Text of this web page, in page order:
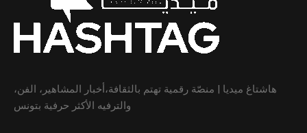
هاشتاغ ميديا | منصّة رقمية تهتم بالثقافة،أخبار المشاهير، الفن،
والترفيه الأكثر حرفية بتونس